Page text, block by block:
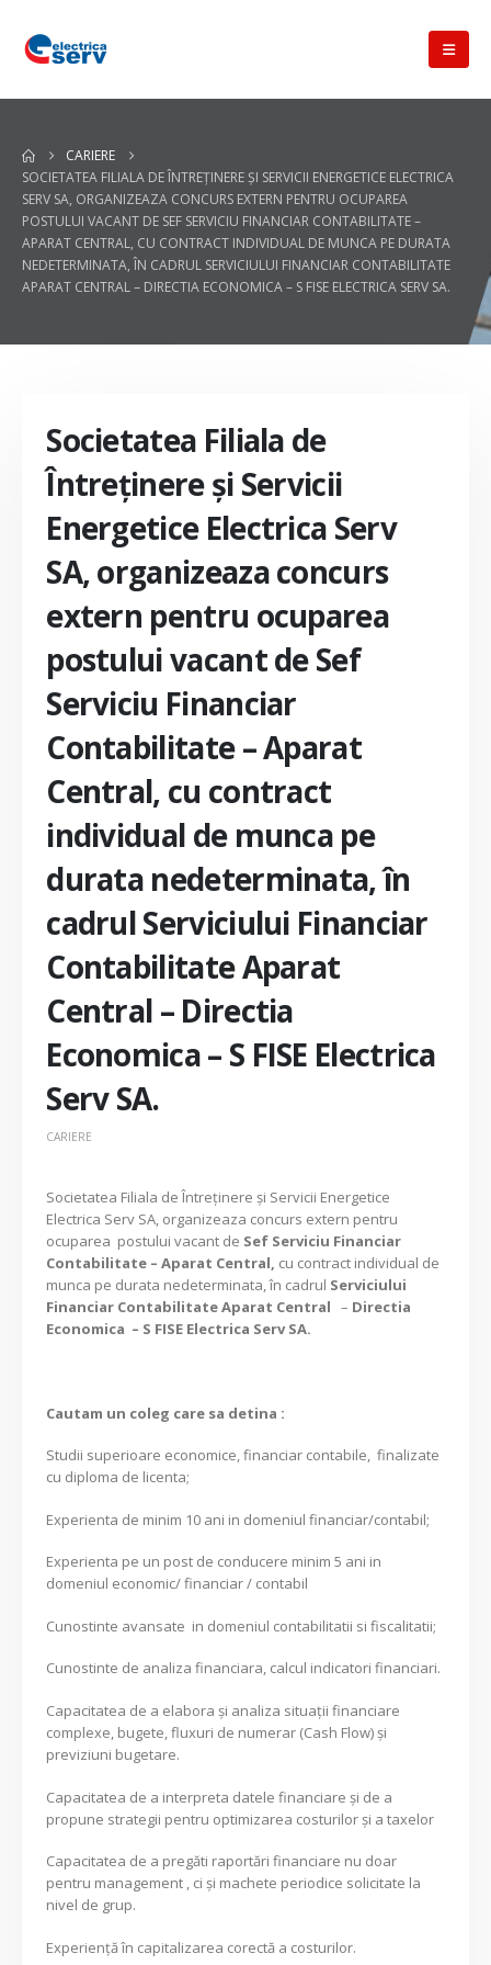
CARIERE
SOCIETATEA FILIALA DE ÎNTREŢINERE ŞI SERVICII ENERGETICE ELECTRICA
SERV SA, ORGANIZEAZA CONCURS EXTERN PENTRU OCUPAREA
POSTULUI VACANT DE SEF SERVICIU FINANCIAR CONTABILITATE –
APARAT CENTRAL, CU CONTRACT INDIVIDUAL DE MUNCA PE DURATA
NEDETERMINATA, ÎN CADRUL SERVICIULUI FINANCIAR CONTABILITATE
APARAT CENTRAL – DIRECTIA ECONOMICA – S FISE ELECTRICA SERV SA.
Societatea Filiala de
Întreţinere şi Servicii
Energetice Electrica Serv
SA, organizeaza concurs
extern pentru ocuparea
postului vacant de Sef
Serviciu Financiar
Contabilitate – Aparat
Central, cu contract
individual de munca pe
durata nedeterminata, în
cadrul Serviciului Financiar
Contabilitate Aparat
Central – Directia
Economica – S FISE Electrica
Serv SA.
CARIERE
Societatea Filiala de Întreţinere şi Servicii Energetice
Electrica Serv SA, organizeaza concurs extern pentru
ocuparea postului vacant de Sef Serviciu Financiar
Contabilitate – Aparat Central, cu contract individual de
munca pe durata nedeterminata, în cadrul Serviciului
Financiar Contabilitate Aparat Central – Directia
Economica – S FISE Electrica Serv SA.
Cautam un coleg care sa detina :
Studii superioare economice, financiar contabile, finalizate
cu diploma de licenta;
Experienta de minim 10 ani in domeniul financiar/contabil;
Experienta pe un post de conducere minim 5 ani in
domeniul economic/ financiar / contabil
Cunostinte avansate in domeniul contabilitatii si fiscalitatii;
Cunostinte de analiza financiara, calcul indicatori financiari.
Capacitatea de a elabora și analiza situații financiare
complexe, bugete, fluxuri de numerar (Cash Flow) și
previziuni bugetare.
Capacitatea de a interpreta datele financiare și de a
propune strategii pentru optimizarea costurilor și a taxelor
Capacitatea de a pregăti raportări financiare nu doar
pentru management , ci și machete periodice solicitate la
nivel de grup.
Experiență în capitalizarea corectă a costurilor.